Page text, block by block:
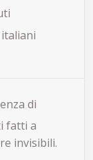
di
fatti a
invisibili.